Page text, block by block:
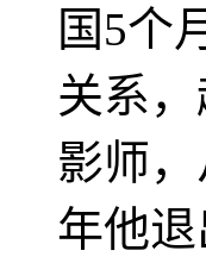
国5个
关系
影师
年他